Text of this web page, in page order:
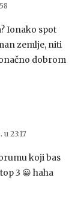
Ionako spot
zemlje, niti
dobrom
u 23:17
koji bas
3 😀 haha